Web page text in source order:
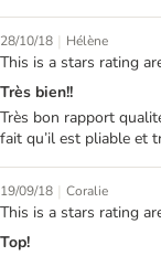
28/10/18 | Hélène
This is a stars rating
Très bien!!
Très bon rapport
fait qu’il est pliable et
19/09/18 | Coralie
This is a stars rating
Top!